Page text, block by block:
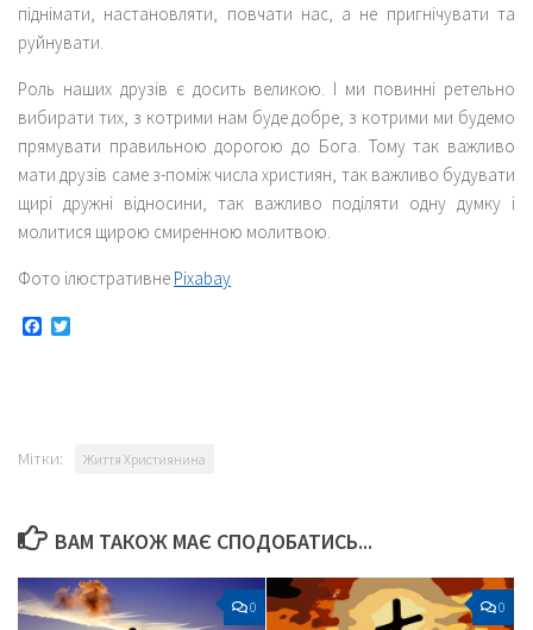
піднімати, настановляти, повчати нас, а не пригнічувати та
руйнувати.
Роль наших друзів є досить великою. І ми повинні ретельно
вибирати тих, з котрими нам буде добре, з котрими ми будемо
прямувати правильною дорогою до Бога. Тому так важливо
мати друзів саме з-поміж числа християн, так важливо будувати
щирі дружні відносини, так важливо поділяти одну думку і
молитися щирою смиренною молитвою.
Фото ілюстративне Pixabay
Facebook
Мітки: Життя Християнина
ВАМ ТАКОЖ МАЄ СПОДОБАТИСЬ...
0 0